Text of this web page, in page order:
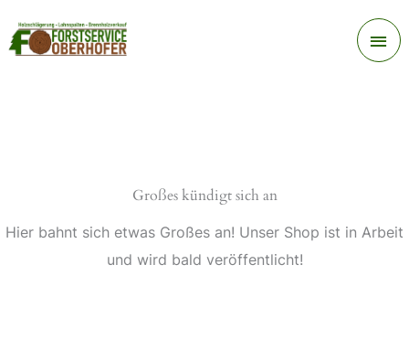
Inhalt
Großes kündigt sich an
Hier bahnt sich etwas Großes an! Unser Shop ist in Arbeit
und wird bald veröffentlicht!